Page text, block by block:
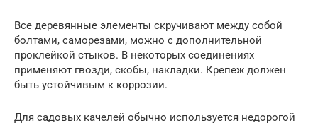
Все деревянные элементы скручивают между собой
болтами, саморезами, можно с дополнительной
проклейкой стыков. В некоторых соединениях
применяют гвозди, скобы, накладки. Крепеж должен
быть устойчивым к коррозии.
Для садовых качелей обычно используется недорогой